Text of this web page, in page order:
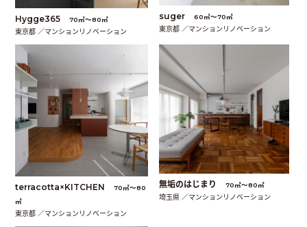
Hygge365 70㎡〜80㎡
東京都 ／マンションリノベーション
suger 60㎡〜70㎡
東京都 ／マンションリノベーション
terracotta×KITCHEN
70㎡〜80
㎡
東京都 ／マンションリノベーション
無垢のはじまり 70㎡〜80㎡
埼玉県 ／マンションリノベーション